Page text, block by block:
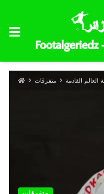
متفرقات القادمة